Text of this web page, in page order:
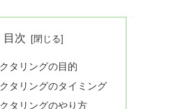
目次
タリングの目的
タリングのタイミング
タリングのやり方